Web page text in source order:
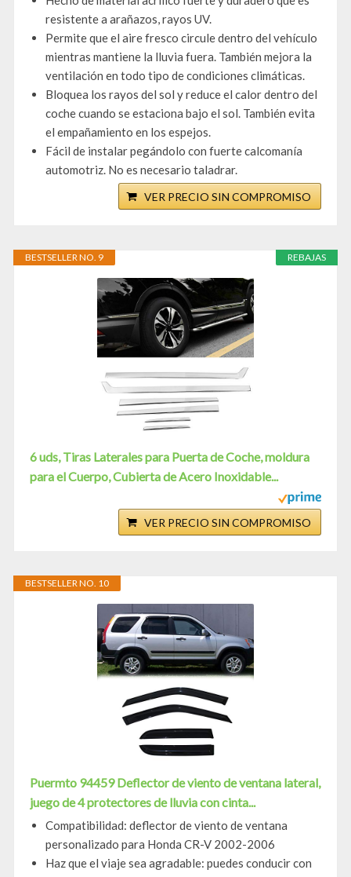
resistente a arañazos, rayos UV.
Permite que el aire fresco circule dentro del vehículo
mientras mantiene la lluvia fuera. También mejora la
ventilación en todo tipo de condiciones climáticas.
Bloquea los rayos del sol y reduce el calor dentro del
coche cuando se estaciona bajo el sol. También evita
el empañamiento en los espejos.
Fácil de instalar pegándolo con fuerte calcomanía
automotriz. No es necesario taladrar.
VER PRECIO SIN COMPROMISO
REBAJAS
BESTSELLER NO. 9
6 uds, Tiras Laterales para Puerta de Coche, moldura
para el Cuerpo, Cubierta de Acero Inoxidable...
VER PRECIO SIN COMPROMISO
BESTSELLER NO. 10
Puermto 94459 Deflector de viento de ventana lateral,
juego de 4 protectores de lluvia con cinta...
Compatibilidad: deflector de viento de ventana
personalizado para Honda CR-V 2002-2006
Haz que el viaje sea agradable: puedes conducir con